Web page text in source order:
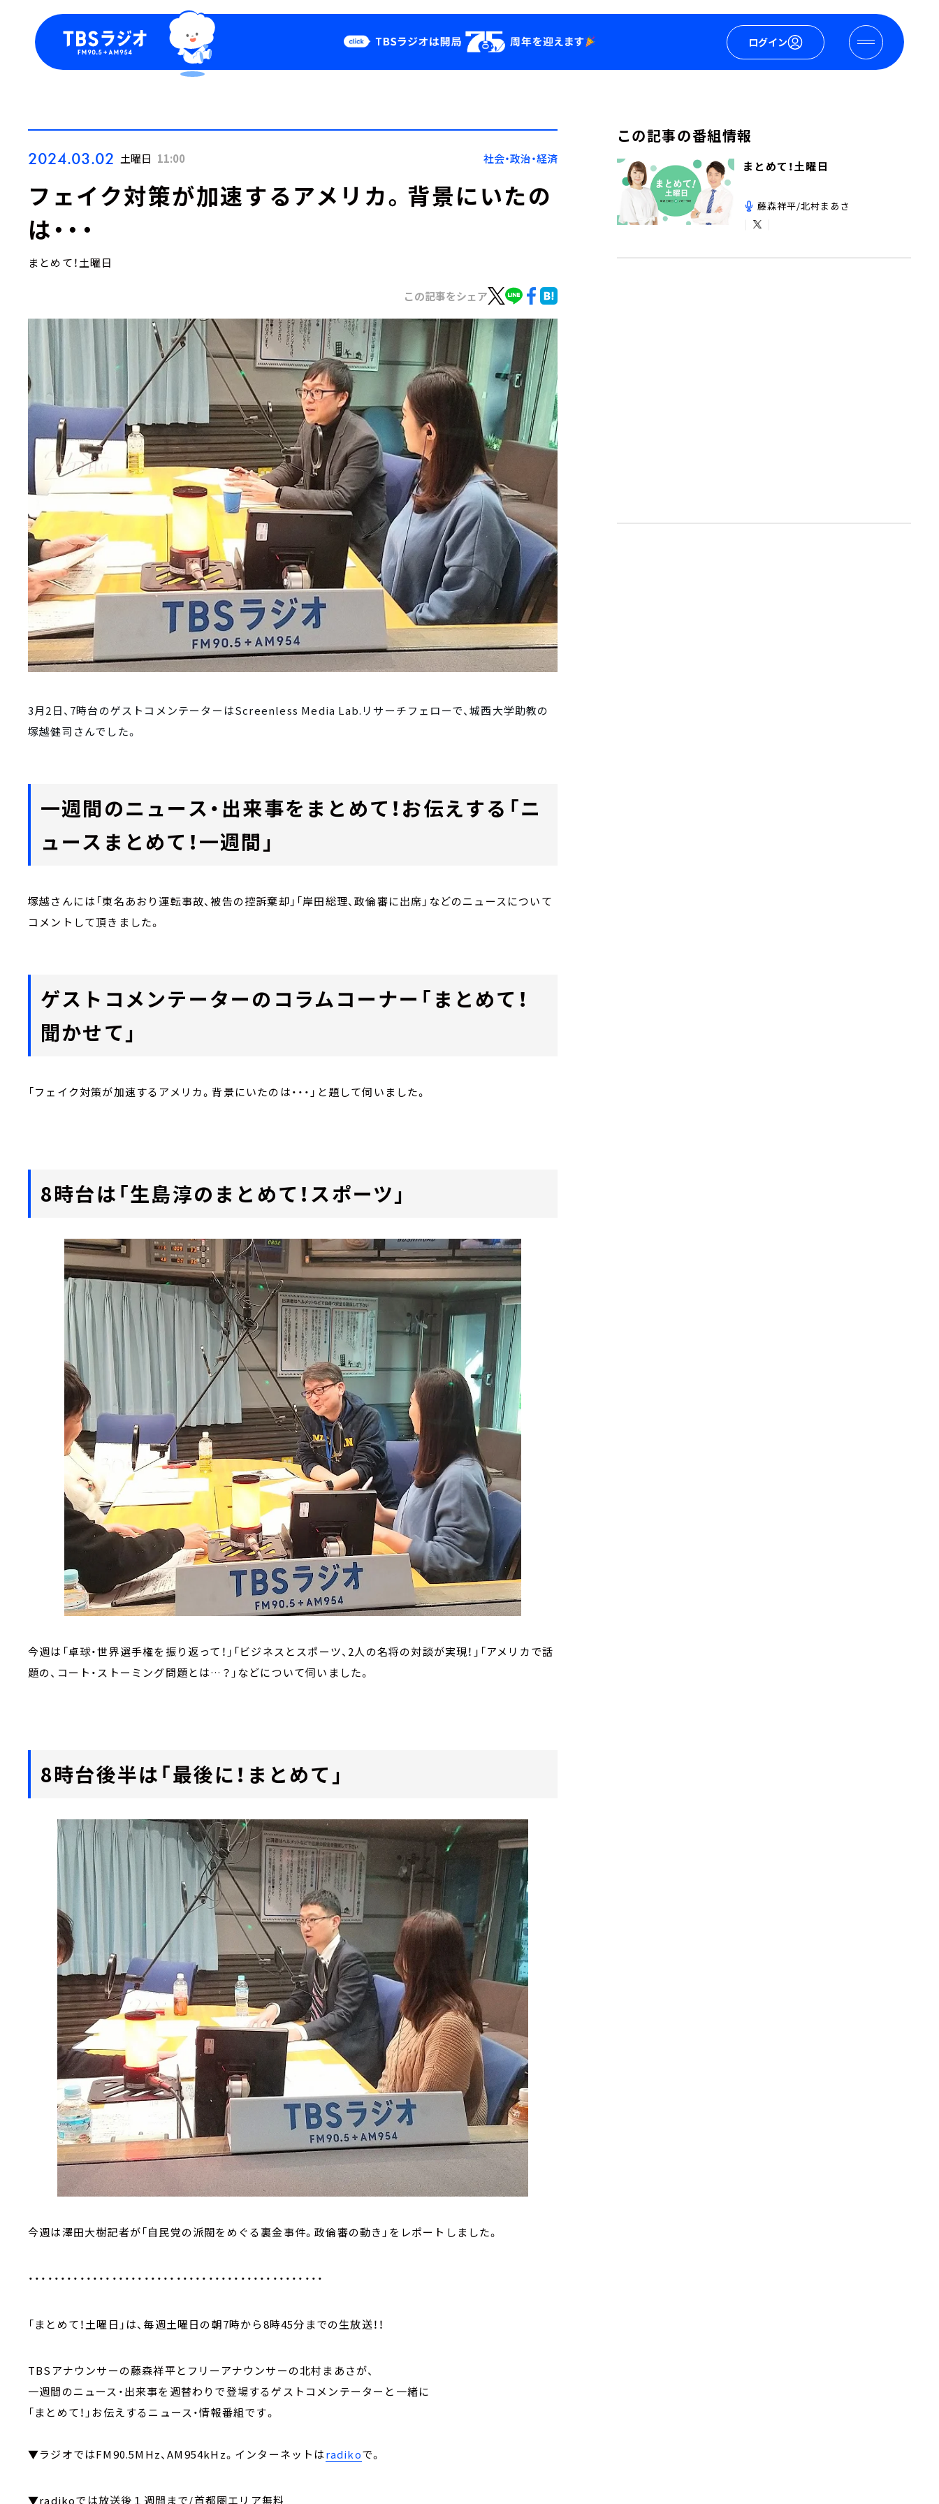
ログイン
Podcast
YouTube
会社情報
2024.03.02 土曜日 11:00 社会・政治・経済
フェイク対策が加速するアメリカ。背景にいたの
は・・・
まとめて！土曜日
この記事をシェア
3月2日、7時台のゲストコメンテーターはScreenless Media Lab.リサーチフェローで、城西大学助教の
塚越健司さんでした。
一週間のニュース・出来事をまとめて！お伝えする「ニ
ュースまとめて！一週間」
塚越さんには「東名あおり運転事故、被告の控訴棄却」「岸田総理、政倫審に出席」などのニュースについて
コメントして頂きました。
ゲストコメンテーターのコラムコーナー「まとめて！
聞かせて」
「フェイク対策が加速するアメリカ。背景にいたのは・・・」と題して伺いました。
8時台は「生島淳のまとめて！スポーツ」
今週は「卓球・世界選手権を振り返って！」「ビジネスとスポーツ、2人の名将の対談が実現！」「アメリカで話
題の、コート・ストーミング問題とは…？」などについて伺いました。
8時台後半は「最後に！まとめて」
今週は澤田大樹記者が「自民党の派閥をめぐる裏金事件。政倫審の動き」をレポートしました。
・・・・・・・・・・・・・・・・・・・・・・・・・・・・・・・・・・・・・・・・・・・・・・
「まとめて！土曜日」は、毎週土曜日の朝7時から8時45分までの生放送！！
TBSアナウンサーの藤森祥平とフリーアナウンサーの北村まあさが、
一週間のニュース・出来事を週替わりで登場するゲストコメンテーターと一緒に
「まとめて！」お伝えするニュース・情報番組です。
▼ラジオではFM90.5MHz、AM954kHz。インターネットはradikoで。
▼radikoでは放送後１週間まで/首都圏エリア無料
この記事の番組情報
まとめて！土曜日
藤森祥平/北村まあさ